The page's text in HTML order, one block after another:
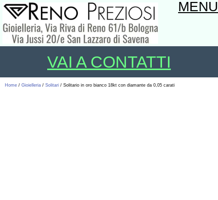
MENU
VAI A CONTATTI
Home / Gioielleria / Solitari / Solitario in oro bianco 18kt con diamante da 0,05 carati